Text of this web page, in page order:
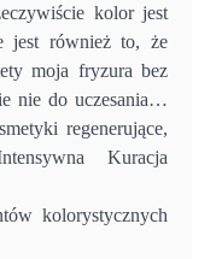
kolor jest
jest również to, że
moja fryzura bez
nie do uczesania…
regenerujące,
Kuracja
kolorystycznych